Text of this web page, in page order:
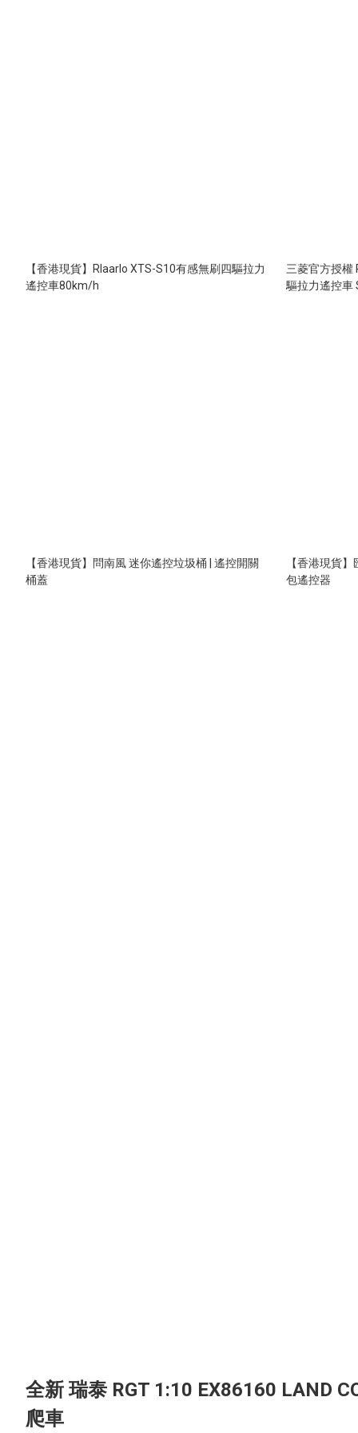
【香港現貨】Rlaarlo XTS-S10有感無刷四驅拉力
遙控車80km/h
三菱官方授權
驅拉力遙控車
【香港現貨】問南風 迷你遙控垃圾桶 | 遙控開關
桶蓋
【香港現貨】匯納
包遙控器
全新 瑞泰 RGT 1:10 EX86160 LAND
爬車